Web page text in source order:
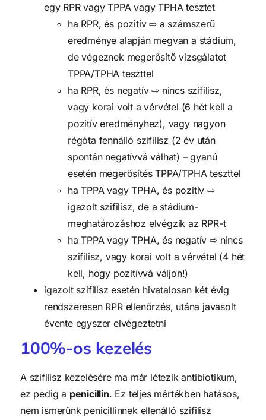
egy RPR vagy TPPA vagy TPHA tesztet
ha RPR, és pozitív ⇨ a számszerű
eredménye alapján megvan a stádium,
de végeznek megerősítő vizsgálatot
TPPA/TPHA teszttel
ha RPR, és negatív ⇨ nincs szifilisz,
vagy korai volt a vérvétel (6 hét kell a
pozitív eredményhez), vagy nagyon
régóta fennálló szifilisz (2 év után
spontán negatívvá válhat) – gyanú
esetén megerősítés TPPA/TPHA teszttel
ha TPPA vagy TPHA, és pozitív ⇨
igazolt szifilisz, de a stádium-
meghatározáshoz elvégzik az RPR-t
ha TPPA vagy TPHA, és negatív ⇨ nincs
szifilisz, vagy korai volt a vérvétel (4 hét
kell, hogy pozitívvá váljon!)
igazolt szifilisz esetén hivatalosan két évig
rendszeresen RPR ellenőrzés, utána javasolt
évente egyszer elvégeztetni
100%-os kezelés
A szifilisz kezelésére ma már létezik antibiotikum,
ez pedig a penicillin. Ez teljes mértékben hatásos,
nem ismerünk penicillinnek ellenálló szifilisz